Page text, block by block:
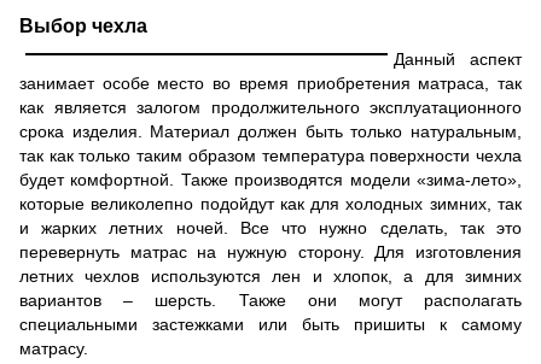
Выбор чехла
Данный аспект
занимает особе место во время приобретения матраса, так
как является залогом продолжительного эксплуатационного
срока изделия. Материал должен быть только натуральным,
так как только таким образом температура поверхности чехла
будет комфортной. Также производятся модели «зима-лето»,
которые великолепно подойдут как для холодных зимних, так
и жарких летних ночей. Все что нужно сделать, так это
перевернуть матрас на нужную сторону. Для изготовления
летних чехлов используются лен и хлопок, а для зимних
вариантов – шерсть. Также они могут располагать
специальными застежками или быть пришиты к самому
матрасу.